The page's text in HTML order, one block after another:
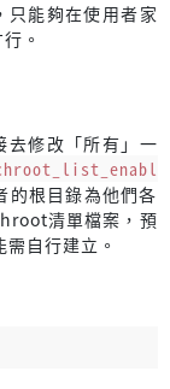
只能夠在使用者家
。
去修改「所有」一
的根目錄為他們各
清單檔案，預
需自行建立。